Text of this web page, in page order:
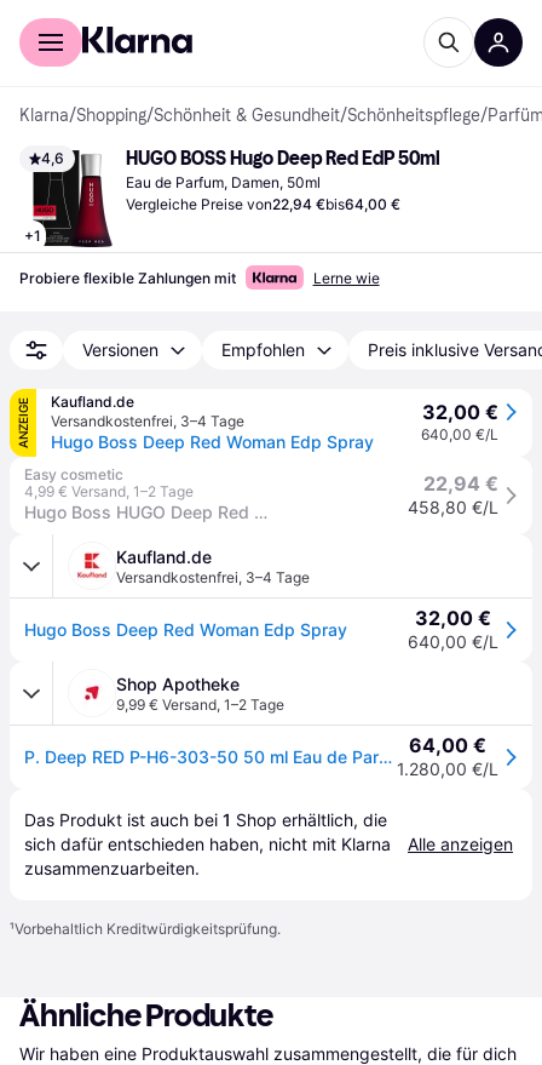
Für Shopper
Klarna/Shopping/Schönheit & Gesundheit/Schönheitspflege/
4,6
+1
HUGO BOSS Hugo Deep Red EdP 50ml
Eau de Parfum, Damen, 50ml
Vergleiche Preise von22,94 €bis64,00 €
Probiere flexible Zahlungen mit Lerne wie
Versionen Empfohlen Preis inklusive
ANZEIGE
Kaufland.de
Versandkostenfrei, 3–4 Tage
Hugo Boss Deep Red Woman Edp Spray
32,00 €
640,00 €/L
Easy cosmetic
4,99 € Versand, 1–2 Tage
Hugo Boss HUGO Deep Red Eau de Parfum Spray 50 ml 458,80 €/L
22,94 €
Kaufland.de
Versandkostenfrei, 3–4 Tage
Hugo Boss Deep Red Woman Edp Spray 32,00 €
640,00 €/L
Shop Apotheke
9,99 € Versand, 1–2 Tage
P. Deep RED P-H6-303-50 50 ml Eau de Parfum 64,00 €
1.280,00 €/L
Das Produkt ist auch bei 1 Shop erhältlich, die
sich dafür entschieden haben, nicht mit Klarna
zusammenzuarbeiten.
Alle anzeigen
¹Vorbehaltlich Kreditwürdigkeitsprüfung.
Ähnliche Produkte
Wir haben eine Produktauswahl zusammengestellt, die für dich